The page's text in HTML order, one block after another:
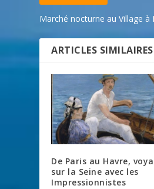
Marché nocturne au Village à
ARTICLES SIMILAIRES
De Paris au Havre,
sur la Seine avec les
Impressionnistes